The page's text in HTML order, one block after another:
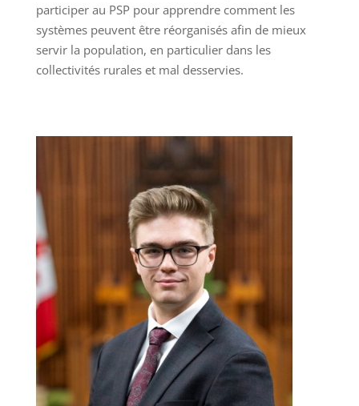
participer au PSP pour apprendre comment les
systèmes peuvent être réorganisés afin de mieux
servir la population, en particulier dans les
collectivités rurales et mal desservies.